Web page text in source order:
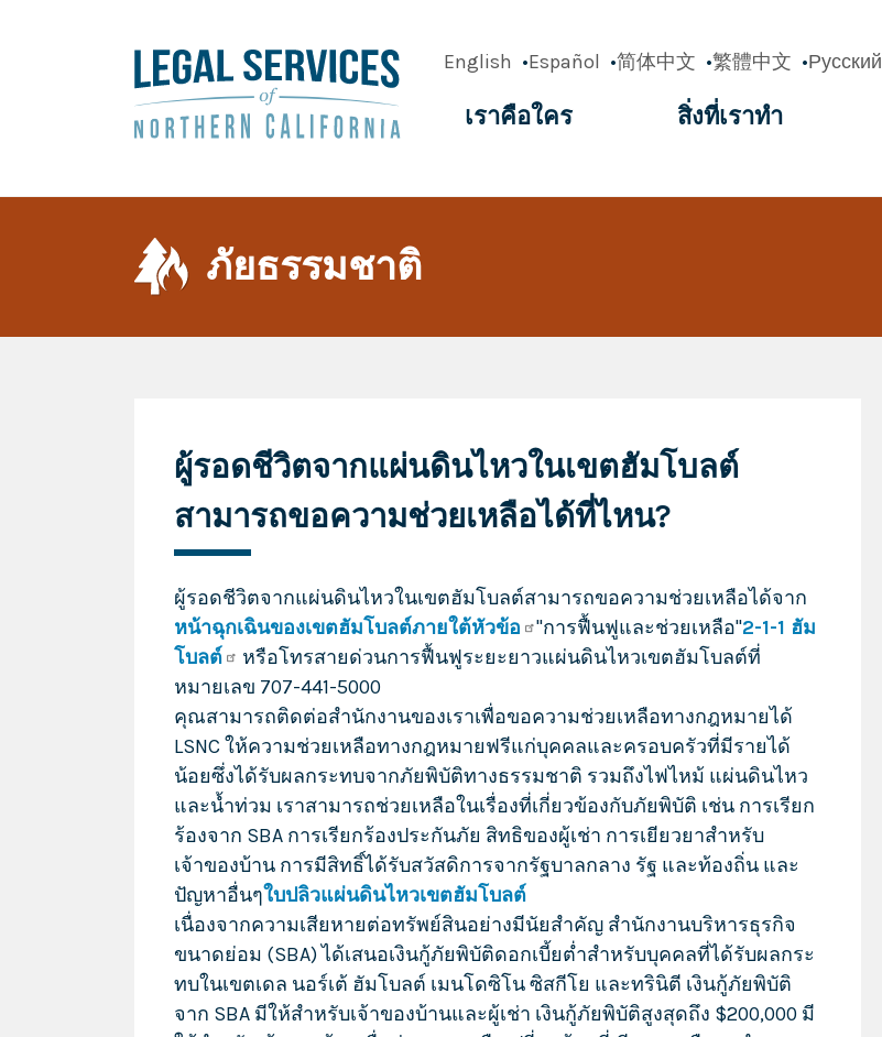
English Español 简体中文 繁體中文 Русский
navigation
เราคือใคร สิ่งที่เราทำ
ภัยธรรมชาติ
ผู้รอดชีวิตจากแผ่นดินไหวในเขตฮัมโบลต์
สามารถขอความช่วยเหลือได้ที่ไหน?
ผู้รอดชีวิตจากแผ่นดินไหวในเขตฮัมโบลต์สามารถขอความช่วยเหลือได้จาก
หน้าฉุกเฉินของเขตฮัมโบลต์ภายใต้หัวข้อ
"การฟื้นฟูและช่วยเหลือ"2-1-1 ฮัม
โบลต์
หรือโทรสายด่วนการฟื้นฟูระยะยาวแผ่นดินไหวเขตฮัมโบลต์ที่
หมายเลข 707-441-5000
คุณสามารถติดต่อสำนักงานของเราเพื่อขอความช่วยเหลือทางกฎหมายได้
LSNC ให้ความช่วยเหลือทางกฎหมายฟรีแก่บุคคลและครอบครัวที่มีรายได้
น้อยซึ่งได้รับผลกระทบจากภัยพิบัติทางธรรมชาติ รวมถึงไฟไหม้ แผ่นดินไหว
และน้ำท่วม เราสามารถช่วยเหลือในเรื่องที่เกี่ยวข้องกับภัยพิบัติ เช่น การเรียก
ร้องจาก SBA การเรียกร้องประกันภัย สิทธิของผู้เช่า การเยียวยาสำหรับ
เจ้าของบ้าน การมีสิทธิ์ได้รับสวัสดิการจากรัฐบาลกลาง รัฐ และท้องถิ่น และ
ปัญหาอื่นๆใบปลิวแผ่นดินไหวเขตฮัมโบลต์
เนื่องจากความเสียหายต่อทรัพย์สินอย่างมีนัยสำคัญ สำนักงานบริหารธุรกิจ
ขนาดย่อม (SBA) ได้เสนอเงินกู้ภัยพิบัติดอกเบี้ยต่ำสำหรับบุคคลที่ได้รับผลกระ
ทบในเขตเดล นอร์เต้ ฮัมโบลต์ เมนโดซิโน ซิสกีโย และทรินิตี เงินกู้ภัยพิบัติ
จาก SBA มีให้สำหรับเจ้าของบ้านและผู้เช่า เงินกู้ภัยพิบัติสูงสุดถึง $200,000 มี